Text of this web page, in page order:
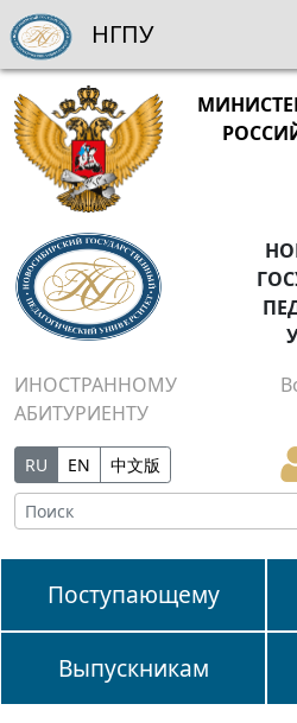
ИНОСТРАННОМУ
АБИТУРИЕНТУ
RU EN 中文版
Поступающему
Выпускникам
НГПУ